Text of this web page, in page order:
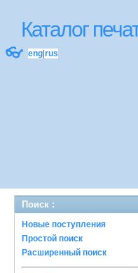
Каталог
👓 eng rus
Поиск :
Новые поступления
Простой поиск
Расширенный поиск